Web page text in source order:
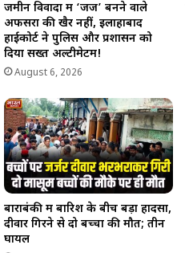
जमीन विवादों में ‘जज’ बनने वाले
अफसरों की खैर नहीं, इलाहाबाद
हाईकोर्ट ने पुलिस और प्रशासन को
दिया सख्त अल्टीमेटम!
August 6, 2026
बाराबंकी में बारिश के बीच बड़ा हादसा,
दीवार गिरने से दो बच्चों की मौत; तीन
घायल